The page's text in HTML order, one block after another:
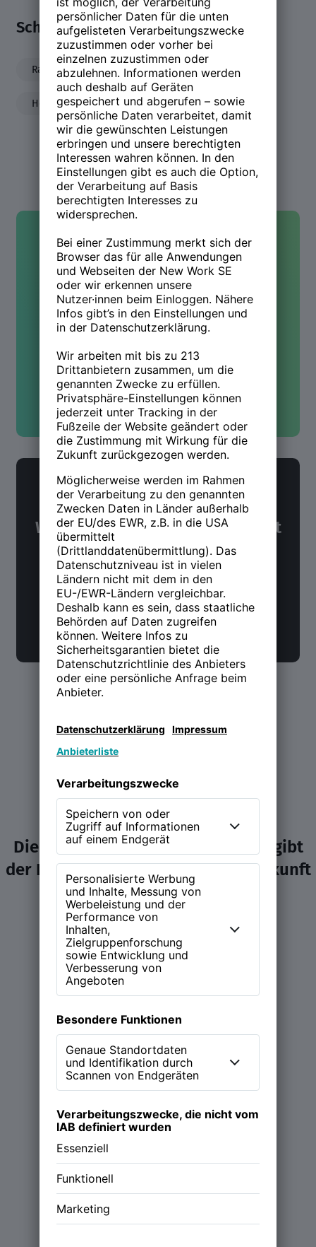
Schwerpunkte
Ranking Recruiting NEW WORK
Homeoffice Transformation gehalt
Kontakt
Hast Du Fragen oder wolltest
mehr wissen? Wir sind für Dich
da!
Kontakt aufnehmen
NWX Newsletter
Was Du über Arbeit und Zukunft
wissen möchtest. Alle 14 Tage.
Jetzt anmelden
Die NEW WORK Experience (NWX) gibt
der Diskussion über Arbeit und Zukunft
ein Zuhause.
Learn more
Magazin
Über NWX